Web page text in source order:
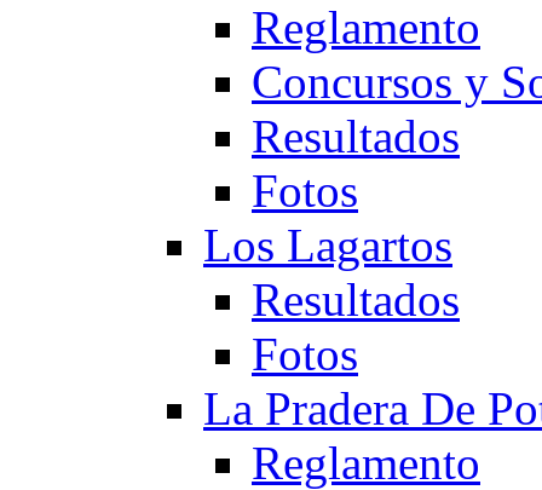
Reglamento
Concursos y
Resultados
Fotos
Los Lagartos
Resultados
Fotos
La Pradera De
Reglamento